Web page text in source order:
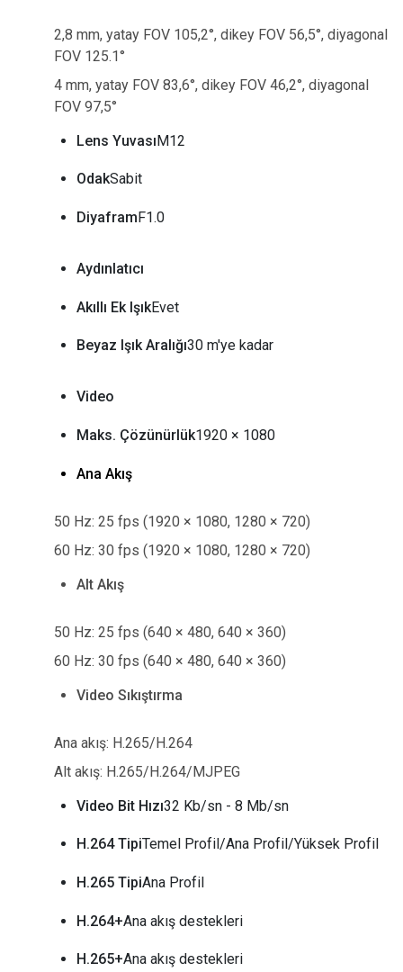
2,8 mm, yatay FOV 105,2°, dikey FOV 56,5°, diyagonal
FOV 125.1°
4 mm, yatay FOV 83,6°, dikey FOV 46,2°, diyagonal
FOV 97,5°
Lens YuvasıM12
OdakSabit
DiyaframF1.0
Aydınlatıcı
Akıllı Ek IşıkEvet
Beyaz Işık Aralığı30 m'ye kadar
Video
Maks. Çözünürlük1920 × 1080
Ana Akış
50 Hz: 25 fps (1920 × 1080, 1280 × 720)
60 Hz: 30 fps (1920 × 1080, 1280 × 720)
Alt Akış
50 Hz: 25 fps (640 × 480, 640 × 360)
60 Hz: 30 fps (640 × 480, 640 × 360)
Video Sıkıştırma
Ana akış: H.265/H.264
Alt akış: H.265/H.264/MJPEG
Video Bit Hızı32 Kb/sn - 8 Mb/sn
H.264 TipiTemel Profil/Ana Profil/Yüksek Profil
H.265 TipiAna Profil
H.264+Ana akış destekleri
H.265+Ana akış destekleri